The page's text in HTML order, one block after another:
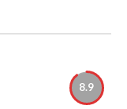
8.9